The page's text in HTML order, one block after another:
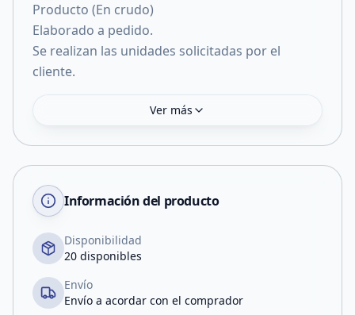
Producto (En crudo)
Elaborado a pedido.
Se realizan las unidades solicitadas por el
cliente.
Ver más
Información del producto
Disponibilidad
20 disponibles
Envío
Envío a acordar con el comprador